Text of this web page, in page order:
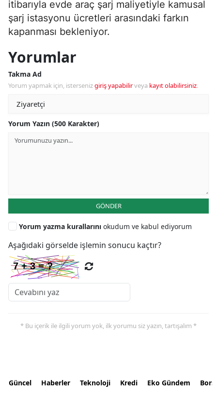
itibarıyla evde araç şarj maliyetiyle kamusal
şarj istasyonu ücretleri arasındaki farkın
kapanması bekleniyor.
Yorumlar
Takma Ad
Yorum yapmak için, istersenizgiriş yapabilirveya kayıt olabilirsiniz.
Yorum Yazın (500 Karakter)
GÖNDER
Yorum yazma kurallarını okudum ve kabul ediyorum
Aşağıdaki görselde işlemin sonucu kaçtır?
* Bu içerik ile ilgili yorum yok, ilk yorumu siz yazın, tartışalım *
Güncel Haberler Teknoloji Kredi Eko Gündem